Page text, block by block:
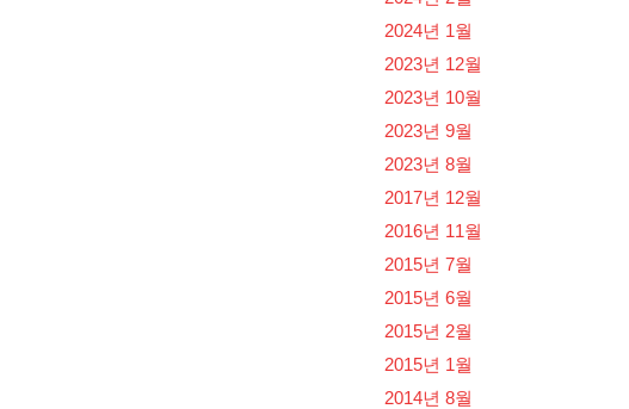
2024년 1월
2023년 12월
2023년 10월
2023년 9월
2023년 8월
2017년 12월
2016년 11월
2015년 7월
2015년 6월
2015년 2월
2015년 1월
2014년 8월